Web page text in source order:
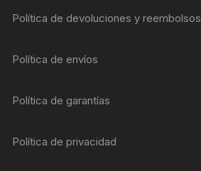
Política de devoluciones y reembolsos
Política de envíos
Política de garantías
Política de privacidad